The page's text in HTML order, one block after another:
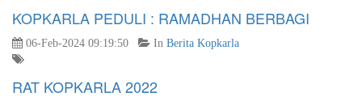
KOPKARLA PEDULI : RAMADHAN BERBAGI
06-Feb-2024 09:19:50 In Berita Kopkarla
RAT KOPKARLA 2022